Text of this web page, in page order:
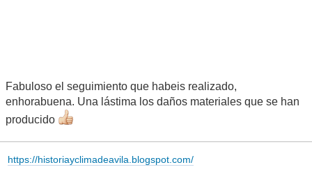
Fabuloso el seguimiento que habeis realizado,
enhorabuena. Una lástima los daños materiales que se han
producido
https://historiayclimadeavila.blogspot.com/